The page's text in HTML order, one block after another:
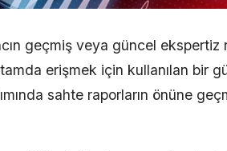
geçmiş veya güncel
erişmek için kullanılan bir
sahte raporların önüne